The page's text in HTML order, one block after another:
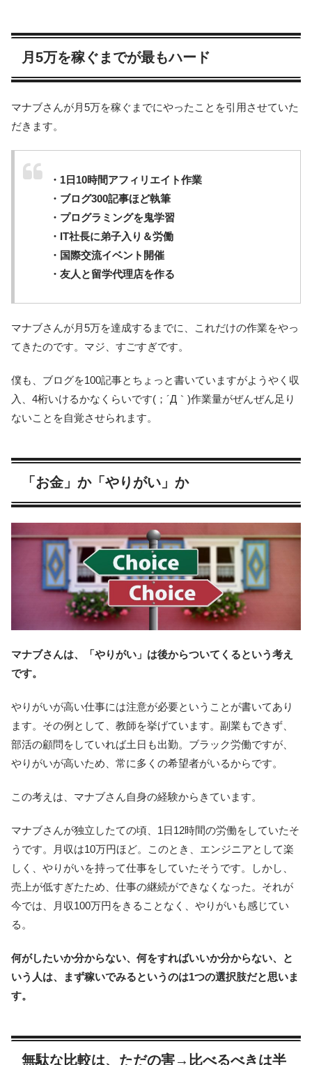
月5万を稼ぐまでが最もハード
マナブさんが月5万を稼ぐまでにやったことを引用させていた
だきます。
・1日10時間アフィリエイト作業
・ブログ300記事ほど執筆
・プログラミングを鬼学習
・IT社長に弟子入り＆労働
・国際交流イベント開催
・友人と留学代理店を作る
マナブさんが月5万を達成するまでに、これだけの作業をやっ
てきたのです。マジ、すごすぎです。
僕も、ブログを100記事とちょっと書いていますがようやく収
入、4桁いけるかなくらいです(；´Д｀)作業量がぜんぜん足り
ないことを自覚させられます。
「お金」か「やりがい」か
マナブさんは、「やりがい」は後からついてくるという考え
です。
やりがいが高い仕事には注意が必要ということが書いてあり
ます。その例として、教師を挙げています。副業もできず、
部活の顧問をしていれば土日も出勤。ブラック労働ですが、
やりがいが高いため、常に多くの希望者がいるからです。
この考えは、マナブさん自身の経験からきています。
マナブさんが独立したての頃、1日12時間の労働をしていたそ
うです。月収は10万円ほど。このとき、エンジニアとして楽
しく、やりがいを持って仕事をしていたそうです。しかし、
売上が低すぎたため、仕事の継続ができなくなった。それが
今では、月収100万円をきることなく、やりがいも感じてい
る。
何がしたいか分からない、何をすればいいか分からない、と
いう人は、まず稼いでみるというのは1つの選択肢だと思いま
す。
無駄な比較は、ただの害→比べるべきは半